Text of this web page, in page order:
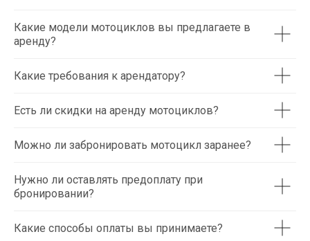
Какие модели мотоциклов вы предлагаете в
аренду?
Какие требования к арендатору?
Есть ли скидки на аренду мотоциклов?
Можно ли забронировать мотоцикл заранее?
Нужно ли оставлять предоплату при
бронировании?
Какие способы оплаты вы принимаете?